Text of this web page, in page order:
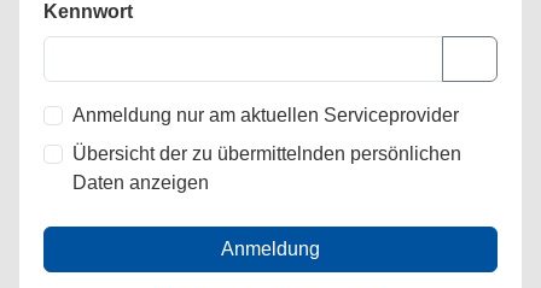
Kennwort
Anmeldung nur am aktuellen Serviceprovider
Übersicht der zu übermittelnden persönlichen
Daten anzeigen
Anmeldung